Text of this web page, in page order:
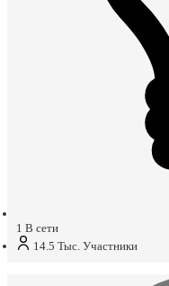
1 В сети
14.5 Тыс. Участники